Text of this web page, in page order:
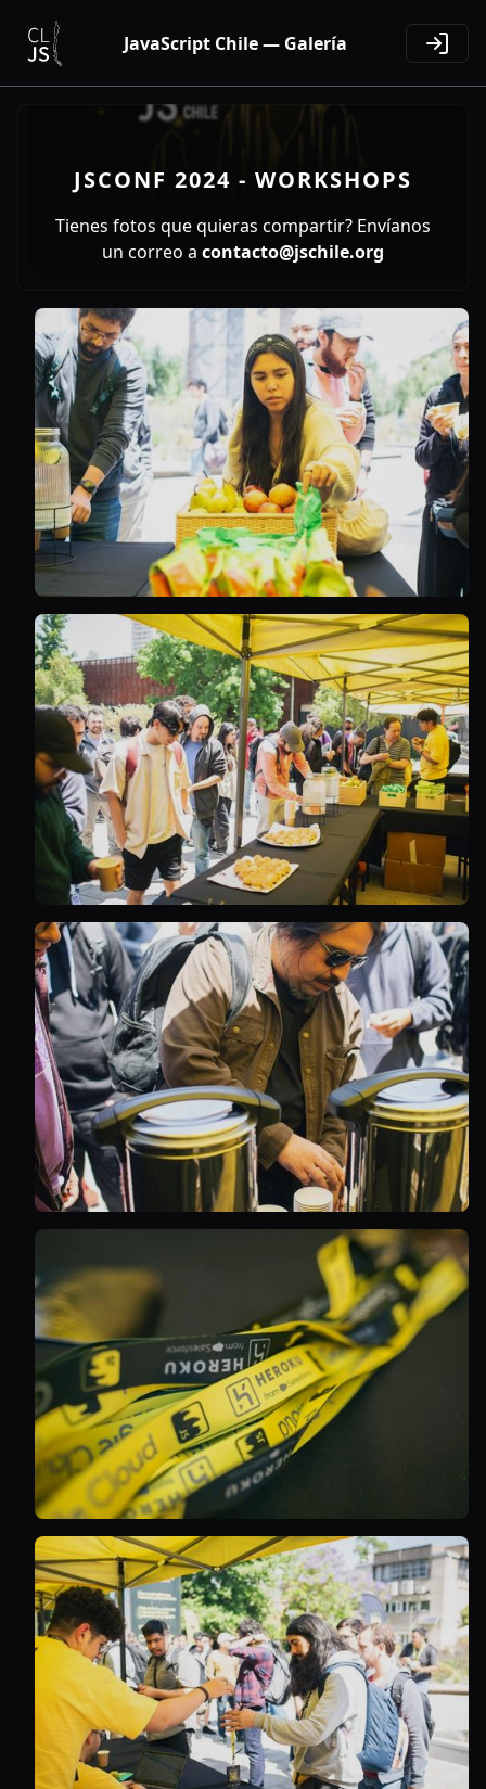
JavaScript Chile — Galería
JSCONF 2024 - WORKSHOPS
Tienes fotos que quieras compartir? Envíanos
un correo a contacto@jschile.org